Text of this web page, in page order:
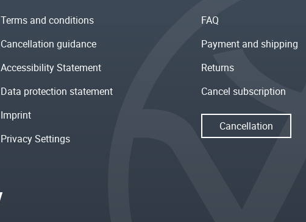
Terms and conditions
Cancellation guidance
Accessibility Statement
Data protection statement
Imprint
Privacy Settings
FAQ
Payment and shipping
Returns
Cancel subscription
Cancellation